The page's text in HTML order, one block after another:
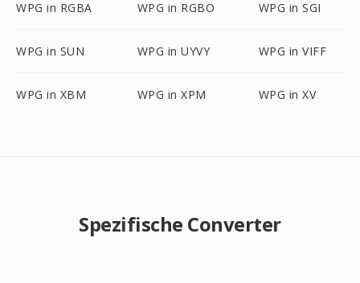
WPG in RGBA WPG in RGBO WPG in SGI
WPG in SUN WPG in UYVY WPG in VIFF
WPG in XBM WPG in XPM WPG in XV
Spezifische Converter